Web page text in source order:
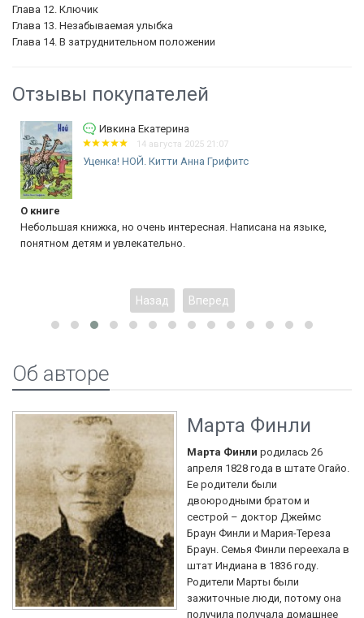
Глава 12. Ключик
Глава 13. Незабываемая улыбка
Глава 14. В затруднительном положении
Отзывы покупателей
Ивкина Екатерина
14 августа 2025 21:07
Уценка! НОЙ. Китти Анна Грифитс
О книге
Небольшая книжка, но очень интересная. Написана на языке,
понятном детям и увлекательно.
Назад Вперед
Об авторе
Марта Финли
Марта Финли родилась 26
апреля 1828 года в штате Огайо.
Ее родители были
двоюродными братом и
сестрой – доктор Джеймс
Браун Финли и Мария-Тереза
Браун. Семья Финли переехала в
штат Индиана в 1836 году.
Родители Марты были
зажиточные люди, потому она
получила получала домашнее